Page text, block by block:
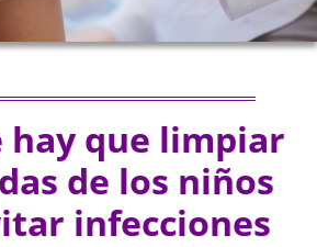
hay que limpiar
de los niños
infecciones